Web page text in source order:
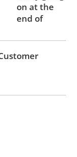
on at the
end of